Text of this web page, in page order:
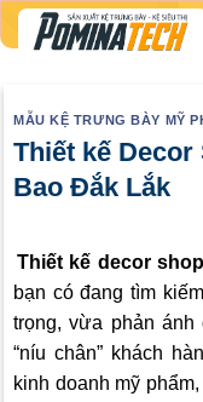
Skip
to
MẪU KỆ TRƯNG BÀY MỸ
Thiết kế Decor
Bao Đắk Lắk
Thiết kế decor
bạn có đang tìm
trọng, vừa phản
“níu chân” khách
kinh doanh mỹ